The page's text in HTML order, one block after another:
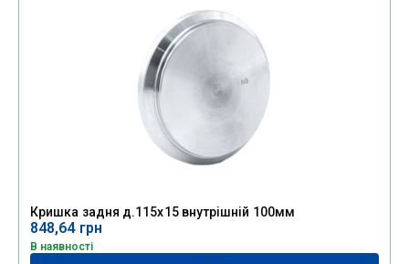
Кришка задня д.115х15 внутрішній 100мм
848,64 грн
В наявності